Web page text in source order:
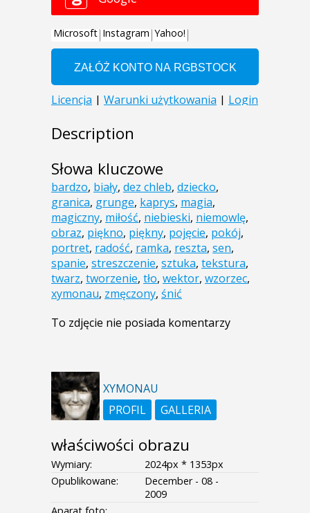
Description
Słowa kluczowe
bardzo, biały, dez chleb, dziecko,
granica, grunge, kaprys, magia,
magiczny, miłość, niebieski, niemowlę,
obraz, piękno, piękny, pojęcie, pokój,
portret, radość, ramka, reszta, sen,
spanie, streszczenie, sztuka, tekstura,
twarz, tworzenie, tło, wektor, wzorzec,
xymonau, zmęczony, śnić
To zdjęcie nie posiada komentarzy
XYMONAU
PROFIL
GALLERIA
właściwości obrazu
Wymiary:
2024px * 1353px
Opublikowane:
December - 08 -
2009